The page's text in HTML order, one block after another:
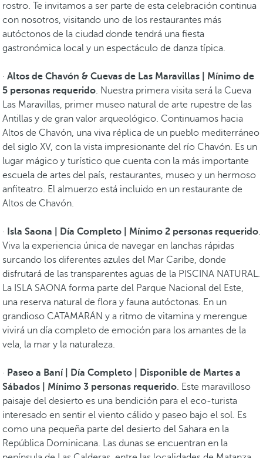
rostro. Te invitamos a ser parte de esta celebración continua
con nosotros, visitando uno de los restaurantes más
autóctonos de la ciudad donde tendrá una fiesta
gastronómica local y un espectáculo de danza típica.
· Altos de Chavón & Cuevas de Las Maravillas | Mínimo de
5 personas requerido. Nuestra primera visita será la Cueva
Las Maravillas, primer museo natural de arte rupestre de las
Antillas y de gran valor arqueológico. Continuamos hacia
Altos de Chavón, una viva réplica de un pueblo mediterráneo
del siglo XV, con la vista impresionante del río Chavón. Es un
lugar mágico y turístico que cuenta con la más importante
escuela de artes del país, restaurantes, museo y un hermoso
anfiteatro. El almuerzo está incluido en un restaurante de
Altos de Chavón.
· Isla Saona | Día Completo | Mínimo 2 personas requerido.
Viva la experiencia única de navegar en lanchas rápidas
surcando los diferentes azules del Mar Caribe, donde
disfrutará de las transparentes aguas de la PISCINA NATURAL.
La ISLA SAONA forma parte del Parque Nacional del Este,
una reserva natural de flora y fauna autóctonas. En un
grandioso CATAMARÁN y a ritmo de vitamina y merengue
vivirá un día completo de emoción para los amantes de la
vela, la mar y la naturaleza.
· Paseo a Baní | Día Completo | Disponible de Martes a
Sábados | Mínimo 3 personas requerido. Este maravilloso
paisaje del desierto es una bendición para el eco-turista
interesado en sentir el viento cálido y paseo bajo el sol. Es
como una pequeña parte del desierto del Sahara en la
República Dominicana. Las dunas se encuentran en la